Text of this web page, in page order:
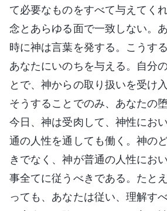
て必要なものをすべて与えてく
念とあらゆる面で一致しない。
時に神は言葉を発する。こうす
あなたにいのちを与える。自分
とで、神からの取り扱いを受け
そうすることでのみ、あなたの
今日、神は受肉して、神性にお
通の人性を通しても働く。神の
きでなく、神が普通の人性にお
事全てに従うべきである。たと
っても、あなたは従い、理解す